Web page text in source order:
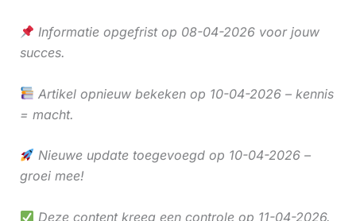
Informatie opgefrist op 08-04-2026 voor jouw
succes.
Artikel opnieuw bekeken op 10-04-2026 – kennis
= macht.
Nieuwe update toegevoegd op 10-04-2026 –
groei mee!
Deze content kreeg een controle op 11-04-2026.